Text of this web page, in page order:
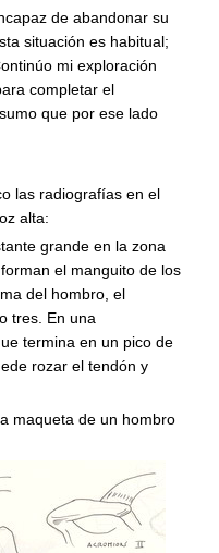
de abandonar su
situación es habitual;
mi exploración
completar el
que por ese lado
las radiografías en el
alta:
grande en la zona
el manguito de los
del hombro, el
tres. En una
termina en un pico de
rozar el tendón y
maqueta de un hombro